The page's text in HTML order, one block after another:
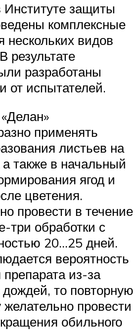
Институте защиты
комплексные
нескольких видов
результате
разработаны
от испытателей.
применять
листьев на
также в начальный
ягод и
цветения.
провести в течение
три обработки с
20…25 дней.
вероятность
из-за
то повторную
желательно провести
обильного